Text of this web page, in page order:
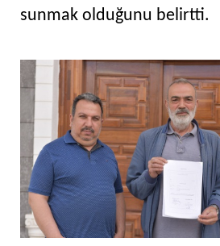
sunmak olduğunu belirtti.